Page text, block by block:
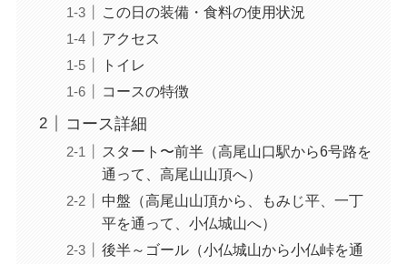
この日の装備・食料の使用状況
アクセス
トイレ
コースの特徴
コース詳細
スタート〜前半（高尾山口駅から6号路を
通って、高尾山山頂へ）
中盤（高尾山山頂から、もみじ平、一丁
平を通って、小仏城山へ）
後半～ゴール（小仏城山から小仏峠を通